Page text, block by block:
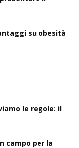
su obesità
le regole: il
campo per la